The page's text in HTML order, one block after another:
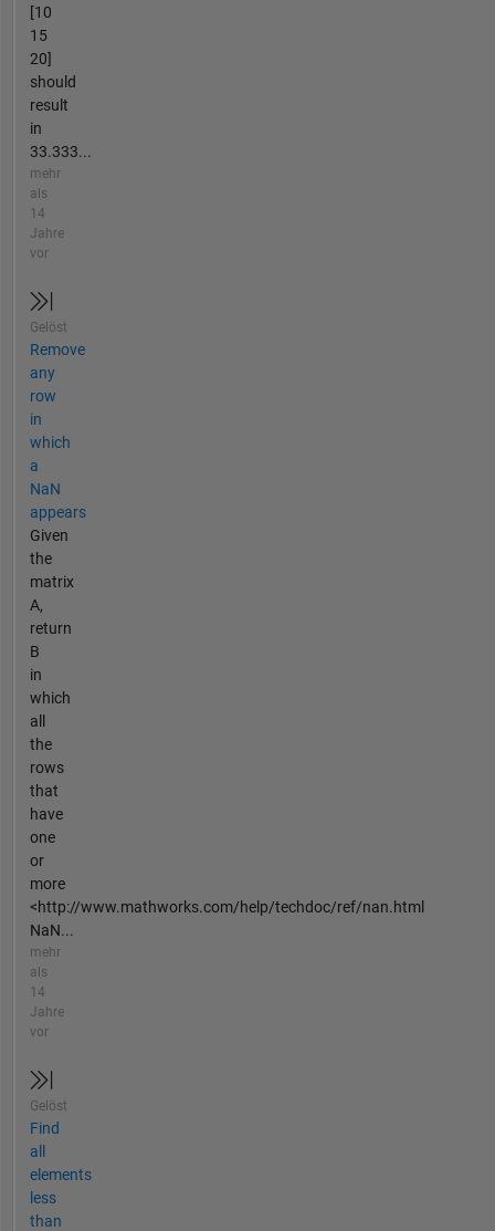
[10
15
20]
should
result
in
33.333...
mehr
als
14
Jahre
vor
Gelöst
Remove
any
row
in
which
a
NaN
appears
Given
the
matrix
A,
return
B
in
which
all
the
rows
that
have
one
or
more
<http://www.mathworks.com/help/techdoc/ref/nan.html
NaN...
mehr
als
14
Jahre
vor
Gelöst
Find
all
elements
less
than